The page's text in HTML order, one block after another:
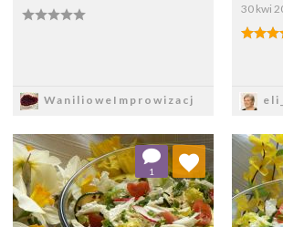
WanilioweImprowizacj
30 kwi
1
Dodaj do ulubionych
Wybierz listę: